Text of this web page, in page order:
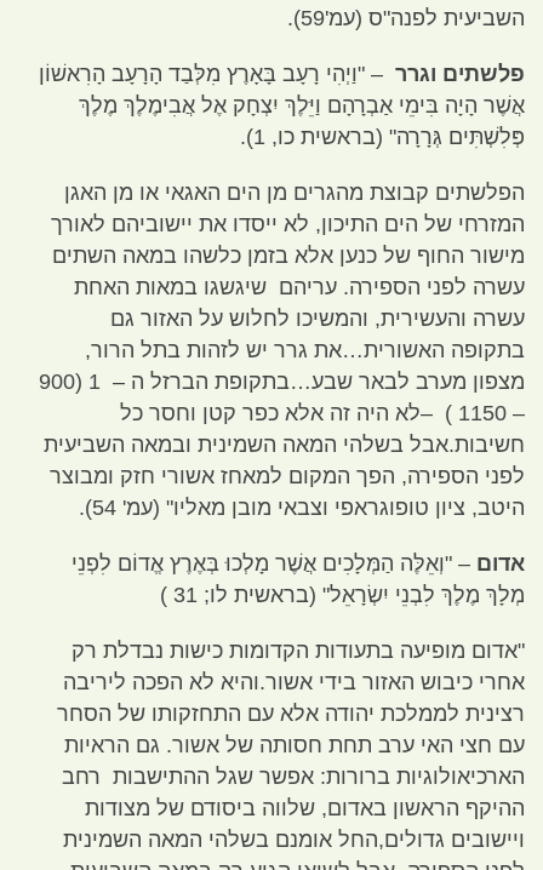
השביעית לפנה"ס (עמ'59).
פלשתים וגרר – "וַיְהִי רָעָב בָּאָרֶץ מִלְּבַד הָרָעָב הָרִאשׁוֹן
אֲשֶׁר הָיָה בִּימֵי אַבְרָהָם וַיֵּלֶךְ יִצְחָק אֶל אֲבִימֶלֶךְ מֶלֶךְ
פְּלִשְׁתִּים גְּרָרָה"
(בראשית כו, 1).
הפלשתים קבוצת מהגרים מן הים האגאי או מן האגן
המזרחי של הים התיכון, לא ייסדו את יישוביהם לאורך
מישור החוף של כנען אלא בזמן כלשהו במאה השתים
עשרה לפני הספירה. עריהם שיגשגו במאות האחת
עשרה והעשירית, והמשיכו לחלוש על האזור גם
בתקופה האשורית…את גרר יש לזהות בתל הרור,
מצפון מערב לבאר שבע…בתקופת הברזל ה
– 1 (900
– 1150 ) –
לא היה זה אלא כפר קטן וחסר כל
חשיבות.אבל בשלהי המאה השמינית ובמאה השביעית
לפני הספירה, הפך המקום למאחז אשורי חזק ומבוצר
היטב, ציון טופוגראפי וצבאי מובן מאליו" (עמ' 54).
אדום –
"וְאֵלֶּה הַמְּלָכִים אֲשֶׁר מָלְכוּ בְּאֶרֶץ אֱדוֹם לִפְנֵי
מְלָךְ מֶלֶךְ לִבְנֵי יִשְׂרָאֵל"
(בראשית לו; 31 )
"אדום מופיעה בתעודות הקדומות כישות נבדלת רק
אחרי כיבוש האזור בידי אשור.והיא לא הפכה ליריבה
רצינית לממלכת יהודה אלא עם התחזקותו של הסחר
עם חצי האי ערב תחת חסותה של אשור. גם הראיות
הארכיאולוגיות ברורות: אפשר שגל ההתישבות רחב
ההיקף הראשון באדום, שלווה ביסודם של מצודות
ויישובים גדולים,החל אומנם בשלהי המאה השמינית